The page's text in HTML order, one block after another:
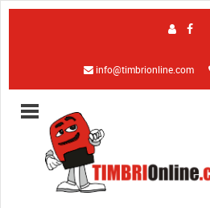
info@timbrionline.com